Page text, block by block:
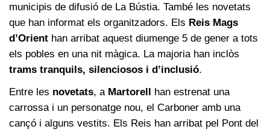
municipis de difusió de La Bústia. També les novetats
que han informat els organitzadors. Els Reis Mags
d’Orient han arribat aquest diumenge 5 de gener a tots
els pobles en una nit màgica. La majoria han inclòs
trams tranquils, silenciosos i d’inclusió.
Entre les novetats, a Martorell han estrenat una
carrossa i un personatge nou, el Carboner amb una
cançó i alguns vestits. Els Reis han arribat pel Pont del